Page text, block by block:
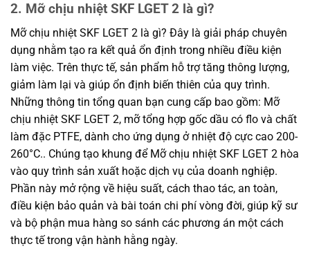
2. Mỡ chịu nhiệt SKF LGET 2 là gì?
Mỡ chịu nhiệt SKF LGET 2 là gì? Đây là giải pháp chuyên
dụng nhằm tạo ra kết quả ổn định trong nhiều điều kiện
làm việc. Trên thực tế, sản phẩm hỗ trợ tăng thông lượng,
giảm làm lại và giúp ổn định biến thiên của quy trình.
Những thông tin tổng quan bạn cung cấp bao gồm: Mỡ
chịu nhiệt SKF LGET 2, mỡ tổng hợp gốc dầu có flo và chất
làm đặc PTFE, dành cho ứng dụng ở nhiệt độ cực cao 200-
260°C.. Chúng tạo khung để Mỡ chịu nhiệt SKF LGET 2 hòa
vào quy trình sản xuất hoặc dịch vụ của doanh nghiệp.
Phần này mở rộng về hiệu suất, cách thao tác, an toàn,
điều kiện bảo quản và bài toán chi phí vòng đời, giúp kỹ sư
và bộ phận mua hàng so sánh các phương án một cách
thực tế trong vận hành hằng ngày.